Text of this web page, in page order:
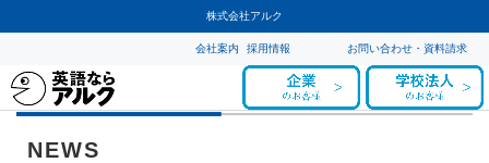
株式会社アルク
お問い合わせ・資料請求
採用情報
会社案内
NEWS